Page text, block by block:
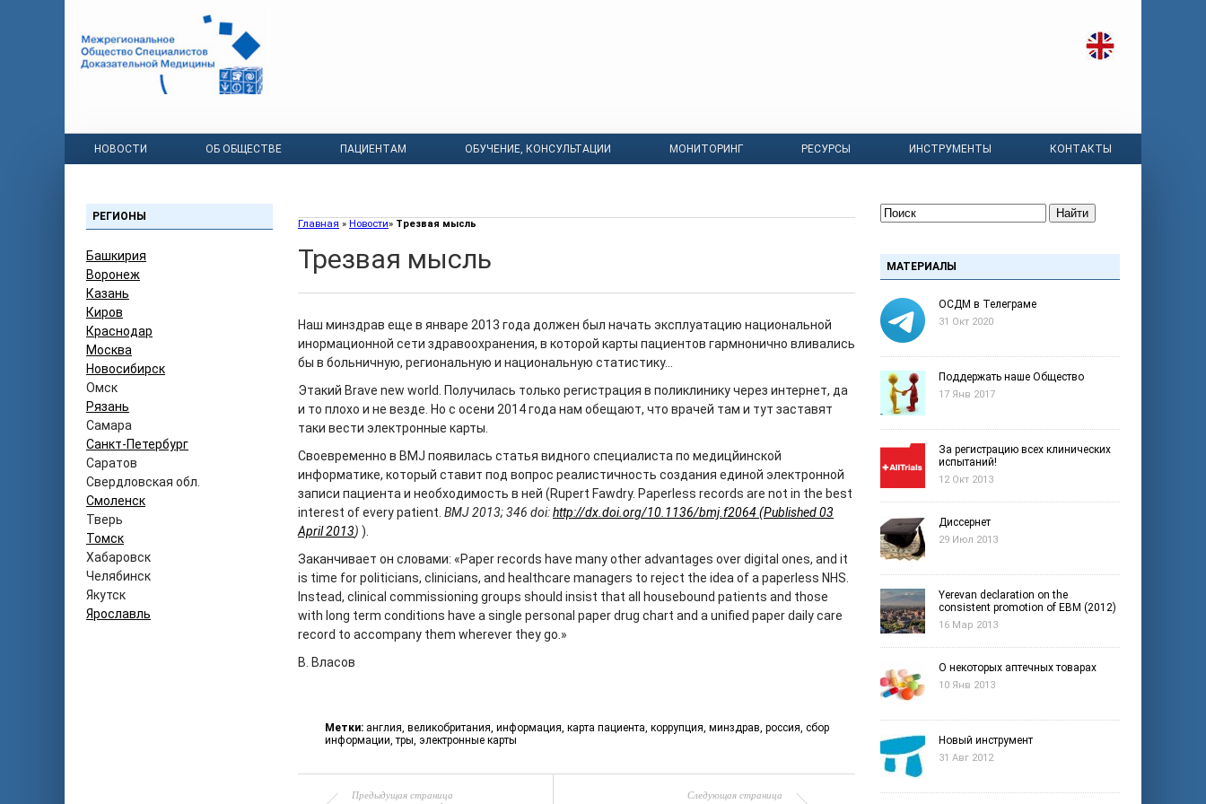
НОВОСТИ ОБ ОБЩЕСТВЕ ПАЦИЕНТАМ ОБУЧЕНИЕ, КОНСУЛЬТАЦИИ МОНИТОРИНГ РЕСУРСЫ ИНСТРУМЕНТЫ КОНТАКТЫ
РЕГИОНЫ
Башкирия
Воронеж
Казань
Киров
Краснодар
Москва
Новосибирск
Омск
Рязань
Самара
Санкт-Петербург
Саратов
Свердловская обл.
Смоленск
Тверь
Томск
Хабаровск
Челябинск
Якутск
Ярославль
Главная » Новости» Трезвая мысль
Трезвая мысль
Наш минздрав еще в январе 2013 года должен был начать эксплуатацию национальной
инормационной сети здравоохранения, в которой карты пациентов гармнонично вливались
бы в больничную, региональную и национальную статистику…
Этакий Brave new world. Получилась только регистрация в поликлинику через интернет, да
и то плохо и не везде. Но с осени 2014 года нам обещают, что врачей там и тут заставят
таки вести электронные карты.
Своевременно в BMJ появилась статья видного специалиста по медицйинской
информатике, который ставит под вопрос реалистичность создания единой электронной
записи пациента и необходимость в ней (Rupert Fawdry. Paperless records are not in the best
interest of every patient. BMJ 2013; 346 doi:http://dx.doi.org/10.1136/bmj.f2064 (Published 03
April 2013) ).
Заканчивает он словами: «Paper records have many other advantages over digital ones, and it
is time for politicians, clinicians, and healthcare managers to reject the idea of a paperless NHS.
Instead, clinical commissioning groups should insist that all housebound patients and those
with long term conditions have a single personal paper drug chart and a unified paper daily care
record to accompany them wherever they go.»
В. Власов
Метки: англия, великобритания, информация, карта пациента, коррупция, минздрав, россия, сбор
информации,тры, электронные карты
Предыдущая страница Следующая страница
Найти
МАТЕРИАЛЫ
ОСДМ в Телеграме
31 Окт 2020
Поддержать наше Общество
17 Янв 2017
За регистрацию всех клинических
испытаний!
12 Окт 2013
Диссернет
29 Июл 2013
Yerevan declaration on the
consistent promotion of EBM (2012)
16 Мар 2013
О некоторых аптечных товарах
10 Янв 2013
Новый инструмент
31 Авг 2012